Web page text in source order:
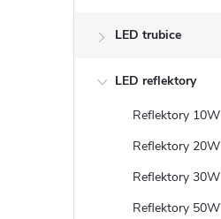
LED trubice
LED reflektory
Reflektory 10W
Reflektory 20W
Reflektory 30W
Reflektory 50W